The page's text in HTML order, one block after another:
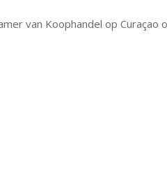
van Koophandel op Curaçao